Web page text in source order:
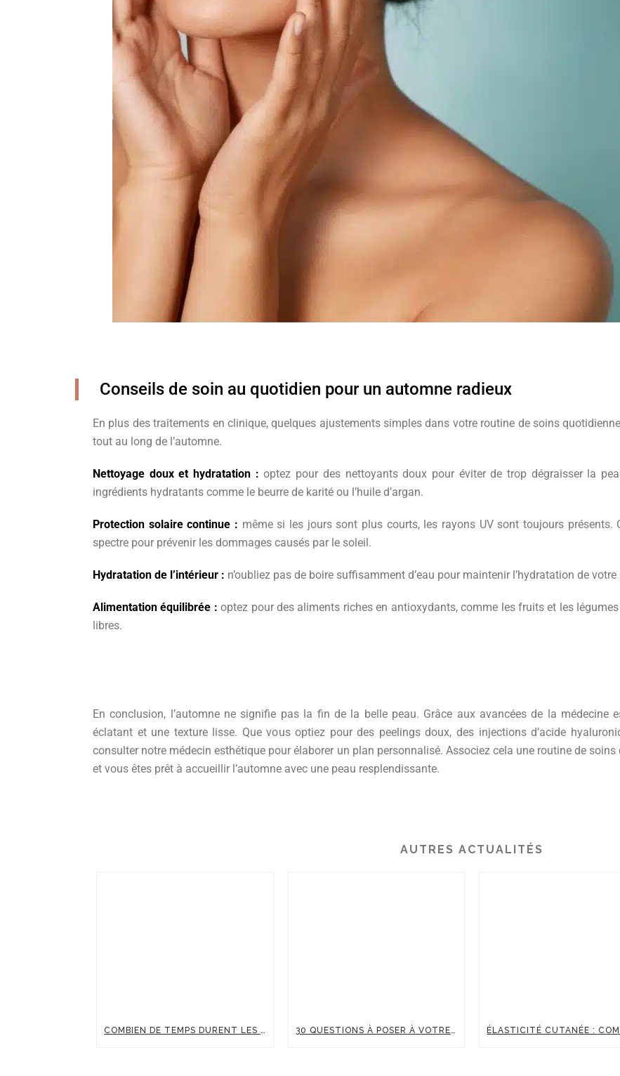
Conseils de soin au quotidien pour un automne radieux
En plus des traitements en clinique, quelques ajustements simples dans votre routine de soins
tout au long de l’automne.
Nettoyage doux et hydratation :optez pour des nettoyants doux pour éviter de trop dégraisser la
ingrédients hydratants comme le beurre de karité ou l’huile d’argan.
Protection solaire continue : même si les jours sont plus courts, les rayons UV sont toujours
spectre pour prévenir les dommages causés par le soleil.
Hydratation de l’intérieur : n’oubliez pas de boire suffisamment d’eau pour maintenir l’hydratation de votre
Alimentation équilibrée : optez pour des aliments riches en antioxydants, comme les fruits et les
libres.
En conclusion, l’automne ne signifie pas la fin de la belle peau. Grâce aux avancées de la médecine
éclatant et une texture lisse. Que vous optiez pour des peelings doux, des injections d’acide
consulter notre médecin esthétique pour élaborer un plan personnalisé. Associez cela une routine de
et vous êtes prêt à accueillir l’automne avec une peau resplendissante.
AUTRES ACTUALITÉS
COMBIEN DE TEMPS DURENT LES EFFETS D’UNE INJECTION D’ACIDE HYALURONIQUE ? 30 QUESTIONS À POSER À VOTRE MÉDECIN AVANT UNE INJECTION D’ACIDE HYALURONIQUE